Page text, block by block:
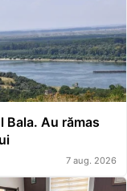
Bala. Au rămas
7 aug. 2026